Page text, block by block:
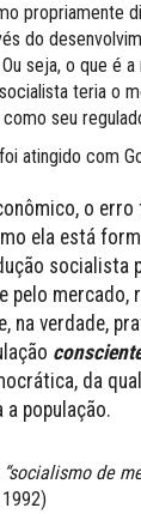
propriamente
do
seja, o que é
teria o
seu
atingido com
o erro
ela está
socialista
pelo mer­cado,
na verdade,
da
população.
de
1992)